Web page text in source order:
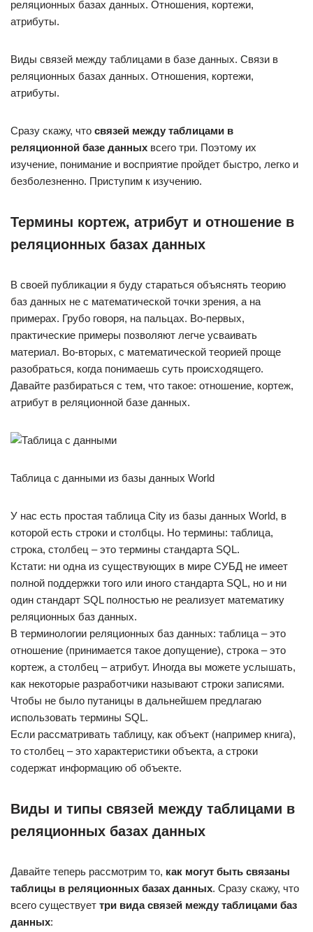
Виды связей между таблицами в базе данных. Связи в
реляционных базах данных. Отношения, кортежи,
атрибуты.
Сразу скажу, что связей между таблицами в
реляционной базе данных всего три. Поэтому их
изучение, понимание и восприятие пройдет быстро, легко и
безболезненно. Приступим к изучению.
Термины кортеж, атрибут и отношение в
реляционных базах данных
В своей публикации я буду стараться объяснять теорию
баз данных не с математической точки зрения, а на
примерах. Грубо говоря, на пальцах. Во-первых,
практические примеры позволяют легче усваивать
материал. Во-вторых, с математической теорией проще
разобраться, когда понимаешь суть происходящего.
Давайте разбираться с тем, что такое: отношение, кортеж,
атрибут в реляционной базе данных.
Таблица с данными из базы данных World
У нас есть простая таблица City из базы данных World, в
которой есть строки и столбцы. Но термины: таблица,
строка, столбец – это термины стандарта SQL.
Кстати: ни одна из существующих в мире СУБД не имеет
полной поддержки того или иного стандарта SQL, но и ни
один стандарт SQL полностью не реализует математику
реляционных баз данных.
В терминологии реляционных баз данных: таблица – это
отношение (принимается такое допущение), строка – это
кортеж, а столбец – атрибут. Иногда вы можете услышать,
как некоторые разработчики называют строки записями.
Чтобы не было путаницы в дальнейшем предлагаю
использовать термины SQL.
Если рассматривать таблицу, как объект (например книга),
то столбец – это характеристики объекта, а строки
содержат информацию об объекте.
Виды и типы связей между таблицами в
реляционных базах данных
Давайте теперь рассмотрим то, как могут быть связаны
таблицы в реляционных базах данных. Сразу скажу, что
всего существует три вида связей между таблицами баз
данных: